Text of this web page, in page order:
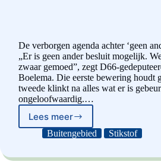
De verborgen agenda achter ‘geen
„Er is geen ander besluit mogelijk.
zwaar gemoed”, zegt D66-
Boelema. Die eerste bewering houdt
tweede klinkt na alles wat er is
ongeloofwaardig.…
Lees meerBoelema,
de
Bulldozer
Buitengebied Stikstof